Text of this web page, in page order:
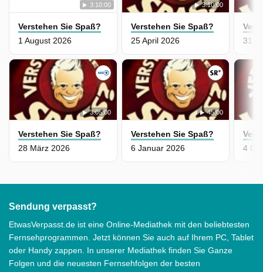
3:10:00
Verstehen Sie Spaß?
1 August 2026
3:10:00
Verstehen Sie Spaß?
25 April 2026
3:05:00
Verstehen Sie Spaß?
28 März 2026
45:00
Verstehen Sie Spaß?
6 Januar 2026
31
4
Sendung verpasst?
EtwasVerpasst.de ist eine Online-Mediathek mit den beliebtesten
Fernsehprogrammen. Jetzt können Sie auch auf Ihrem PC, Tablet
oder Handy zappen. In unserer Mediathek finden Sie Ganze
Folgen und die neuesten Fernsehfolgen der besten